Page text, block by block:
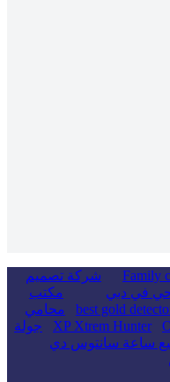
شركة تصميم
دبي
مكتب
best gold
محامي
XP Xtrem
جولة
سانتوس دي